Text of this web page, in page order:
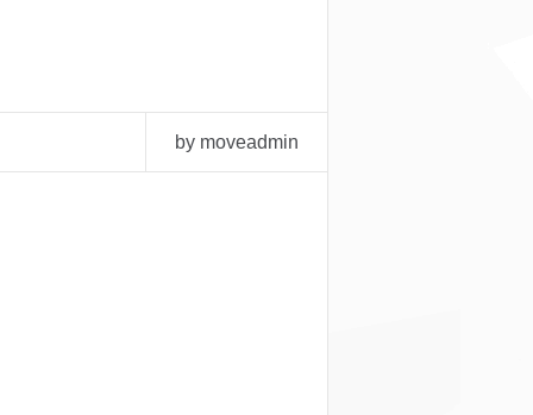
by moveadmin